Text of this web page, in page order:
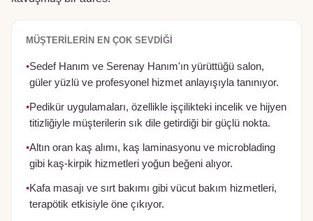
MÜŞTERILERIN EN ÇOK SEVDIĞI
•Sedef Hanım ve Serenay Hanım'ın yürüttüğü salon,
güler yüzlü ve profesyonel hizmet anlayışıyla tanınıyor.
•Pedikür uygulamaları, özellikle işçilikteki incelik ve hijyen
titizliğiyle müşterilerin sık dile getirdiği bir güçlü nokta.
•Altın oran kaş alımı, kaş laminasyonu ve microblading
gibi kaş-kirpik hizmetleri yoğun beğeni alıyor.
•Kafa masajı ve sırt bakımı gibi vücut bakım hizmetleri,
terapötik etkisiyle öne çıkıyor.